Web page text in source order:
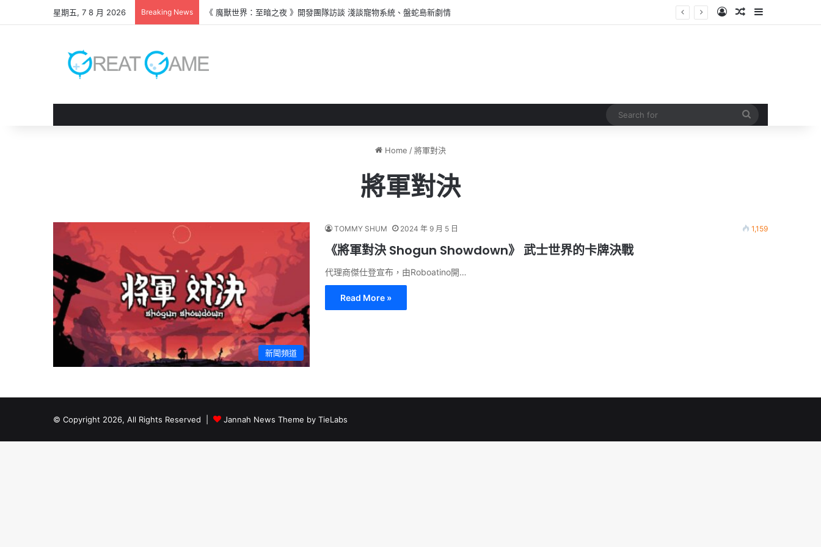
星期五, 7 8 月 2026 Breaking News 《 魔獸世界：至暗之夜 》開發團隊訪談 淺談寵物系統、盤蛇島新劇情 Log InRandom Article
Sidebar
Home /將軍對決
將軍對決
新聞頻道
TOMMY SHUM 2024 年 9 月 5 日 1,159
《將軍對決 Shogun Showdown》 武士世界的卡牌決戰
代理商傑仕登宣布，由Roboatino開…
Read More »
© Copyright 2026, All Rights Reserved | Jannah News Theme by TieLabs